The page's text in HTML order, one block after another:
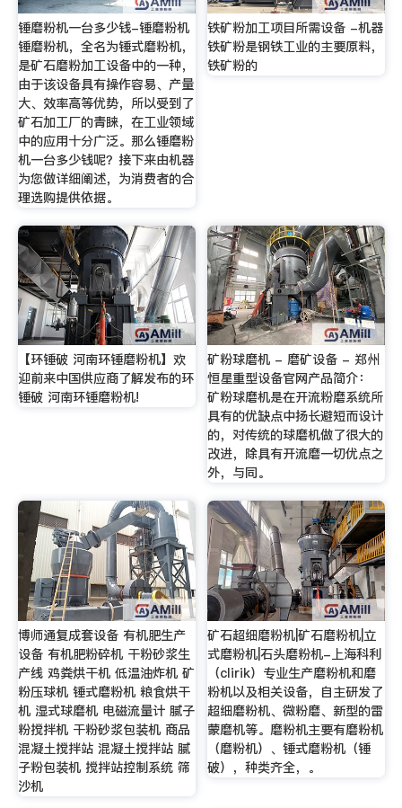
锤磨粉机一台多少钱-锤磨粉机
锤磨粉机，全名为锤式磨粉机，
是矿石磨粉加工设备中的一种，
由于该设备具有操作容易、产量
大、效率高等优势，所以受到了
矿石加工厂的青睐，在工业领域
中的应用十分广泛。那么锤磨粉
机一台多少钱呢？接下来由机器
为您做详细阐述，为消费者的合
理选购提供依据。
铁矿粉加工项目所需设备 -机器
铁矿粉是钢铁工业的主要原料，
铁矿粉的
【环锤破 河南环锤磨粉机】欢
迎前来中国供应商了解发布的环
锤破 河南环锤磨粉机!
矿粉球磨机 - 磨矿设备 - 郑州
恒星重型设备官网产品简介：
矿粉球磨机是在开流粉磨系统所
具有的优缺点中扬长避短而设计
的，对传统的球磨机做了很大的
改进，除具有开流磨一切优点之
外，与同。
博师通复成套设备 有机肥生产
设备 有机肥粉碎机 干粉砂浆生
产线 鸡粪烘干机 低温油炸机 矿
粉压球机 锤式磨粉机 粮食烘干
机 湿式球磨机 电磁流量计 腻子
粉搅拌机 干粉砂浆包装机 商品
混凝土搅拌站 混凝土搅拌站 腻
子粉包装机 搅拌站控制系统 筛
沙机
矿石超细磨粉机|矿石磨粉机|立
式磨粉机|石头磨粉机-上海科利
（clirik）专业生产磨粉机和磨
粉机以及相关设备，自主研发了
超细磨粉机、微粉磨、新型的雷
蒙磨机等。磨粉机主要有磨粉机
（磨粉机）、锤式磨粉机（锤
破），种类齐全，。